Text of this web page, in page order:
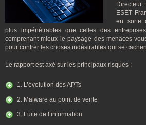
Directeur
ESET
en sorte
plus impénétrables que celles des
comprenant mieux le paysage des menaces
pour contrer les choses indésirables qui se
Le rapport est axé sur les principaux risques :
1. L’évolution des APTs
2. Malware au point de vente
3. Fuite de l’information